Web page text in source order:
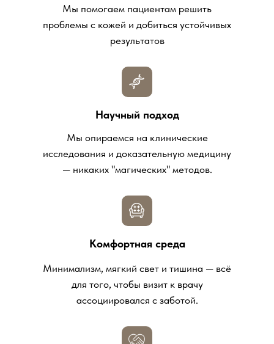
Мы помогаем пациентам решить
проблемы с кожей и добиться устойчивых
результатов
Комфортная среда
Минимализм, мягкий свет и тишина — всё
для того, чтобы визит к врачу
ассоциировался с заботой.
Научный подход
Мы опираемся на клинические
исследования и доказательную медицину
— никаких "магических" методов.